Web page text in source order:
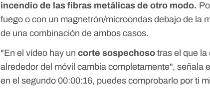
incendio de las fibras metálicas de otro modo.
fuego o con un magnetrón/microondas debajo de la
de una combinación de ambos casos.
"En el vídeo hay uncorte sospechoso tras el que la
alrededor del móvil cambia completamente", señala
en el segundo 00:00:16, puedes comprobarlo por ti